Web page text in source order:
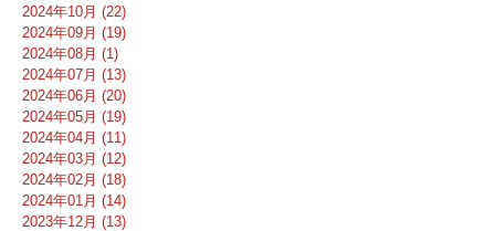
2024年10月 (22)
2024年09月 (19)
2024年08月 (1)
2024年07月 (13)
2024年06月 (20)
2024年05月 (19)
2024年04月 (11)
2024年03月 (12)
2024年02月 (18)
2024年01月 (14)
2023年12月 (13)